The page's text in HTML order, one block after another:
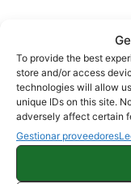
To provide the best
store and/or access
technologies will allow
unique IDs on this site.
adversely affect certain
Gestionar proveedores
Qualcomm y ser
en la gama alta
NOTICIAS